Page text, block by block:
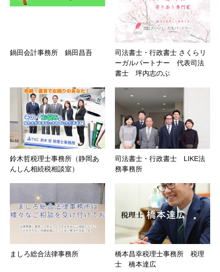
鍋田会計事務所 鍋田昌吾
司法書士・行政書士 さくらリ
ーガルパートナー 代表司法
書士 坪内志のぶ
鈴木哲税理士事務所（静岡あ
んしん相続税相談室）
司法書士・行政書士 LIKE法
務事務所
ましろ総合法律事務所
橋本昌幸税理士事務所 税理
士 橋本達広